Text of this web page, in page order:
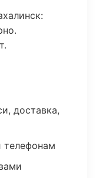
доставка,
телефонам